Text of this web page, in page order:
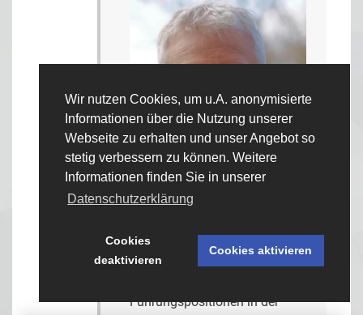
Wir nutzen Cookies, um u.A. anonymisierte
Informationen über die Nutzung unserer
Webseite zu erhalten und unser Angebot so
stetig verbessern zu können. Weitere
Informationen finden Sie in unserer
Datenschutzerklärung
Cookies
deaktivieren
Cookies aktivieren
Offizier der Bundeswehr.
Vielseitige militärische
Führungspositionen in der